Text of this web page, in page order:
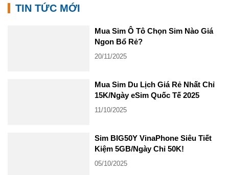
TIN TỨC MỚI
Mua Sim Ô Tô Chọn Sim Nào Giá
Ngon Bổ Rẻ?
20/11/2025
Mua Sim Du Lịch Giá Rẻ Nhất Chỉ
15K/Ngày eSim Quốc Tế 2025
11/10/2025
Sim BIG50Y VinaPhone Siêu Tiết
Kiệm 5GB/Ngày Chỉ 50K!
05/10/2025